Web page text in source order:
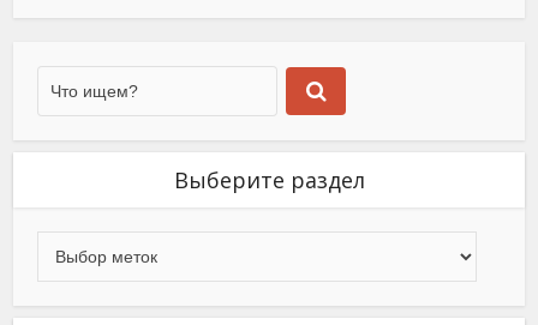
Выберите раздел